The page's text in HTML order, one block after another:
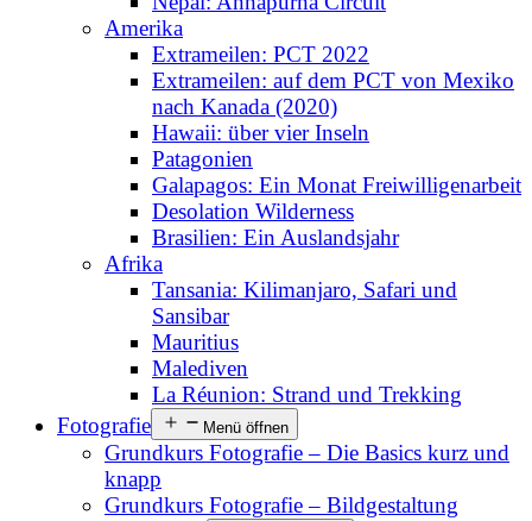
Amerika
Extrameilen: PCT 2022
Extrameilen: auf dem PCT von Mexiko
nach Kanada (2020)
Hawaii: über vier Inseln
Patagonien
Galapagos: Ein Monat Freiwilligenarbeit
Desolation Wilderness
Brasilien: Ein Auslandsjahr
Afrika
Tansania: Kilimanjaro, Safari und
Sansibar
Mauritius
Malediven
La Réunion: Strand und Trekking
Fotografie
Menü öffnen
Grundkurs Fotografie – Die Basics kurz und
knapp
Grundkurs Fotografie – Bildgestaltung